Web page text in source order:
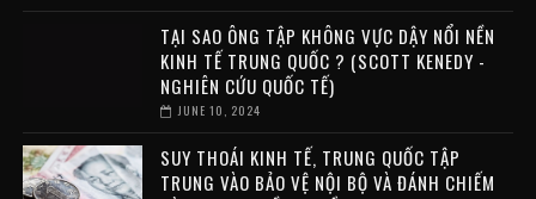
TẠI SAO ÔNG TẬP KHÔNG VỰC DẬY NỔI NỀN
KINH TẾ TRUNG QUỐC ? (SCOTT KENEDY -
NGHIÊN CỨU QUỐC TẾ)
JUNE 10, 2024
SUY THOÁI KINH TẾ, TRUNG QUỐC TẬP
TRUNG VÀO BẢO VỆ NỘI BỘ VÀ ĐÁNH CHIẾM